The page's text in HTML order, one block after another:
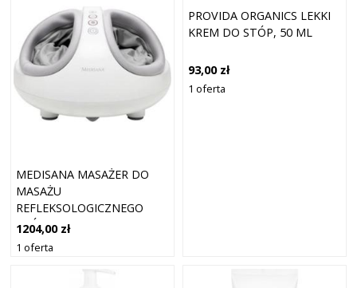
MEDISANA MASAŻER DO
MASAŻU
REFLEKSOLOGICZNEGO
STÓP FM 888
1204,00 zł
1 oferta
PROVIDA ORGANICS LEKKI
KREM DO STÓP, 50 ML
93,00 zł
1 oferta